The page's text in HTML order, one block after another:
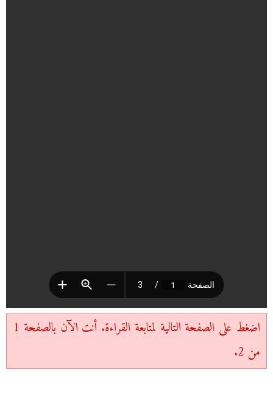
اضغط على الصفحة التالية لمتابعة القراءة. أنت الآن بالصفحة 1
من 2.